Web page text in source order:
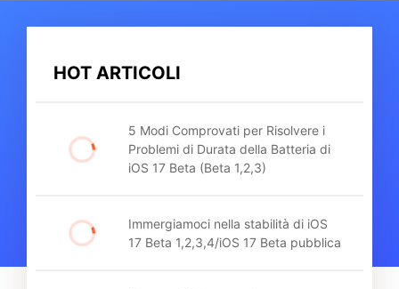
HOT ARTICOLI
5 Modi Comprovati per Risolvere i
Problemi di Durata della Batteria di
iOS 17 Beta (Beta 1,2,3)
Immergiamoci nella stabilità di iOS
17 Beta 1,2,3,4/iOS 17 Beta pubblica